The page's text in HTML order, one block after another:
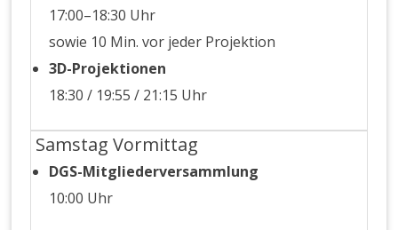
17:00–18:30 Uhr
sowie 10 Min. vor jed­er Pro­jek­tion
3D-Pro­jek­tio­nen
18:30 / 19:55 / 21:15 Uhr
Samstag Vormittag
DGS-Mit­gliederver­samm­lung
10:00 Uhr